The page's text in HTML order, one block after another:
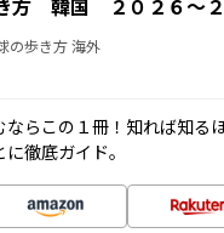
方 韓国 ２０２６～２
の歩き方 海外
らこの１冊！知れば知る
徹底ガイド。